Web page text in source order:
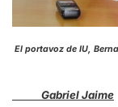
El portavoz de IU,
Gabriel Jaime